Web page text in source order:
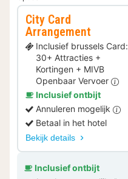
City Card
Arrangement
Inclusief brussels Card:
30+ Attracties +
Kortingen + MIVB
Openbaar Vervoer
Inclusief ontbijt
Annuleren mogelijk
Betaal in het hotel
Bekijk details
Inclusief ontbijt